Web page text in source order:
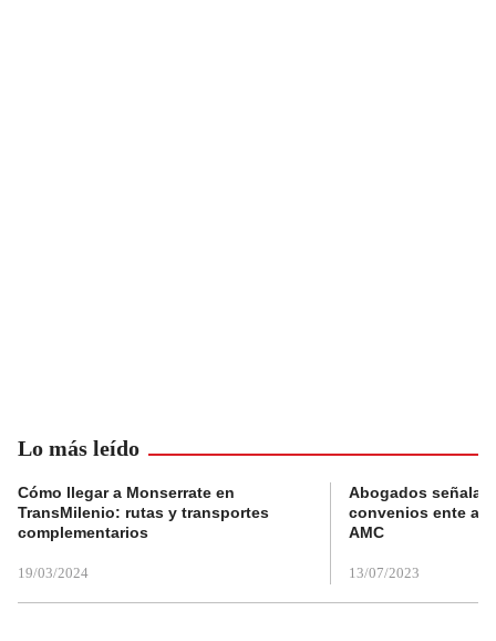
Lo más leído
Cómo llegar a Monserrate en
TransMilenio: rutas y transportes
complementarios
19/03/2024
Abogados
convenios ente
AMC
13/07/2023